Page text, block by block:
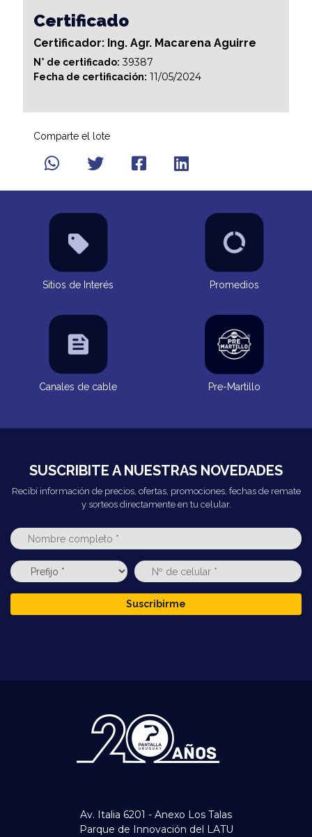
Certificado
Certificador: Ing. Agr. Macarena Aguirre
N° de certificado: 39387
Fecha de certificación: 11/05/2024
Comparte el lote
Sitios de Interés Promedios
Canales de cable Pre-Martillo
SUSCRIBITE A NUESTRAS NOVEDADES
Recibí información de precios, ofertas, promociones, fechas de remate
y sorteos directamente en tu celular.
Suscribirme
Av. Italia 6201 - Anexo Los Talas
Parque de Innovación del LATU